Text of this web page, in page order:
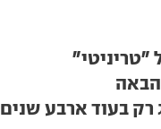
"טריניטי"
בעוד ארבע שנים